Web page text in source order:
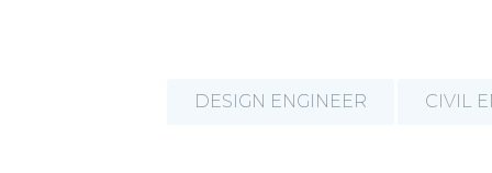
CIVIL
DESIGN ENGINEER